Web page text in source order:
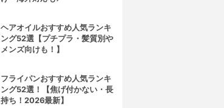
ヘアオイルおすすめ人気ランキ
ング52選【プチプラ・髪質別や
メンズ向けも！】
フライパンおすすめ人気ランキ
ング52選！【焦げ付かない・長
持ち！2026最新】